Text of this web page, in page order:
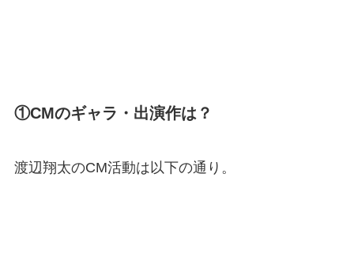
①CMのギャラ・出演作は？
渡辺翔太のCM活動は以下の通り。